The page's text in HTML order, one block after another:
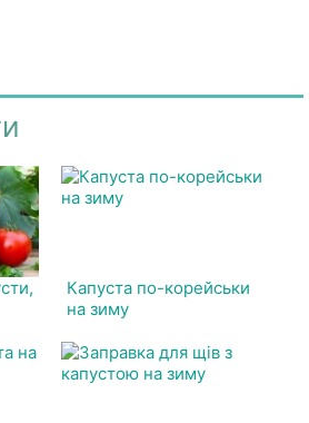
Капуста по-корейськи
на зиму